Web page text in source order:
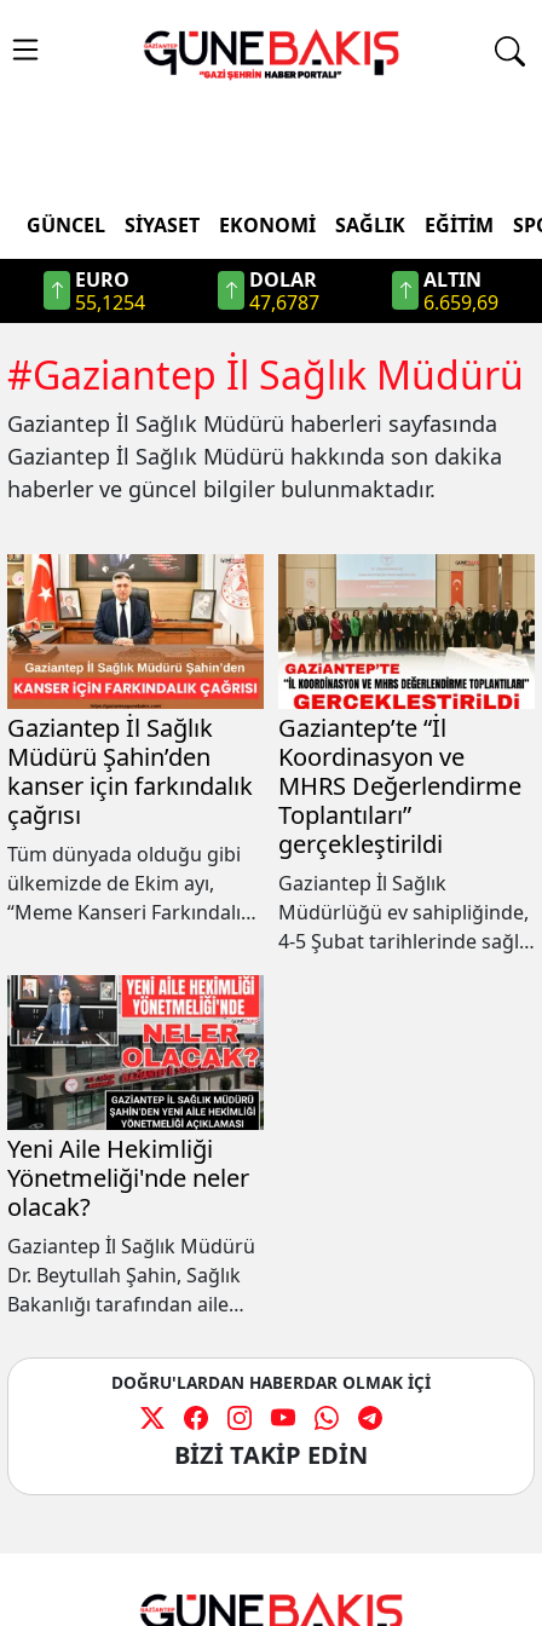
GÜNCEL SIYASET EKONOMI SAĞLIK EĞITIM
EURO
55,1254
DOLAR
47,6787
ALTIN
6.659,69
#Gaziantep İl Sağlık Müdürü
Gaziantep İl Sağlık Müdürü haberleri sayfasında
Gaziantep İl Sağlık Müdürü hakkında son dakika
haberler ve güncel bilgiler bulunmaktadır.
Gaziantep İl Sağlık
Müdürü Şahin’den
kanser için farkındalık
çağrısı
Tüm dünyada olduğu gibi
ülkemizde de Ekim ayı,
“Meme Kanseri Farkındalık
edilmektedir.
Gaziantep’te “İl
Koordinasyon ve
MHRS Değerlendirme
Toplantıları”
gerçekleştirildi
Gaziantep İl Sağlık
Müdürlüğü ev sahipliğinde,
4-5 Şubat tarihlerinde sağlık
Yeni Aile Hekimliği
Yönetmeliği'nde neler
olacak?
Gaziantep İl Sağlık Müdürü
Dr. Beytullah Şahin, Sağlık
Bakanlığı tarafından aile
düzenlemenin içeriği
hakkında bilgi verdi.DOĞRU'LARDAN HABERDAR OLMAK İÇİ
BİZİ TAKİP EDİN